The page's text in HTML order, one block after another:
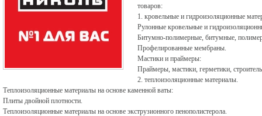
товаров:
1. кровельные и гидроизоляционные
Рулонные кровельные и
Битумно-полимерные, битумные,
Профелированные мембраны.
Мастики и праймеры:
Праймеры, мастики, герметики,
2. теплоизоляционные материалы.
Теплоизоляционные материалы на основе каменной ваты:
Плиты двойной плотности.
Теплоизоляционные материалы на основе экструзионного пенополистерола.